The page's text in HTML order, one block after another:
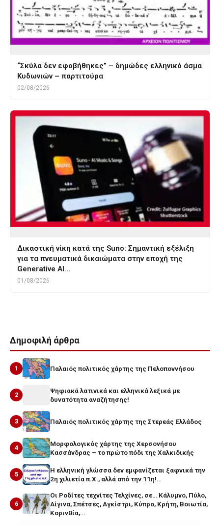
“Σκύλα δεν εφοβήθηκες” – δημώδες ελληνικό άσμα
Κυδωνιών – παρτιτούρα
02/08/2026
Δικαστική νίκη κατά της Suno: Σημαντική εξέλιξη
για τα πνευματικά δικαιώματα στην εποχή της
Generative AI…
01/08/2026
Δημοφιλή άρθρα
1 Παλαιός πολιτικός χάρτης της Πελοποννήσου
2
Ψηφιακά λατινικά και ελληνικά λεξικά με
δυνατότητα αναζήτησης!
3 Παλαιός πολιτικός χάρτης της Στερεάς Ελλάδος
4
Μορφολογικός χάρτης της Χερσονήσου
Κασσάνδρας – το πρώτο πόδι της Χαλκιδικής
5
Η ελληνική γλώσσα δεν εμφανίζεται ξαφνικά την
2η χιλιετία π.Χ., αλλά από την 11η!…
6
Οι Ροδίτες τεχνίτες Τελχίνες, σε… Κάλυμνο, Πύλο,
Αίγινα, Σπέτσες, Αγκίστρι, Κύπρο, Κρήτη, Βοιωτία,
Κορινθία,…